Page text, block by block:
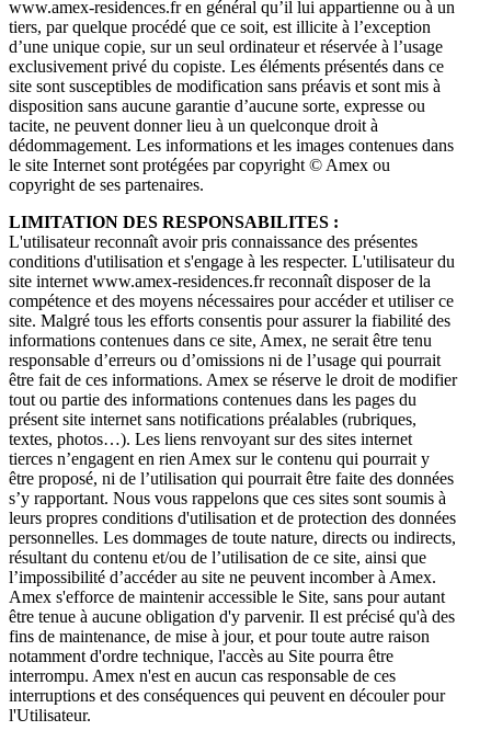
www.amex-residences.fr en général qu’il lui appartienne ou à un
tiers, par quelque procédé que ce soit, est illicite à l’exception
d’une unique copie, sur un seul ordinateur et réservée à l’usage
exclusivement privé du copiste. Les éléments présentés dans ce
site sont susceptibles de modification sans préavis et sont mis à
disposition sans aucune garantie d’aucune sorte, expresse ou
tacite, ne peuvent donner lieu à un quelconque droit à
dédommagement. Les informations et les images contenues dans
le site Internet sont protégées par copyright © Amex ou
copyright de ses partenaires.
LIMITATION DES RESPONSABILITES :
L'utilisateur reconnaît avoir pris connaissance des présentes
conditions d'utilisation et s'engage à les respecter. L'utilisateur du
site internet www.amex-residences.fr reconnaît disposer de la
compétence et des moyens nécessaires pour accéder et utiliser ce
site. Malgré tous les efforts consentis pour assurer la fiabilité des
informations contenues dans ce site, Amex, ne serait être tenu
responsable d’erreurs ou d’omissions ni de l’usage qui pourrait
être fait de ces informations. Amex se réserve le droit de modifier
tout ou partie des informations contenues dans les pages du
présent site internet sans notifications préalables (rubriques,
textes, photos…). Les liens renvoyant sur des sites internet
tierces n’engagent en rien Amex sur le contenu qui pourrait y
être proposé, ni de l’utilisation qui pourrait être faite des données
s’y rapportant. Nous vous rappelons que ces sites sont soumis à
leurs propres conditions d'utilisation et de protection des données
personnelles. Les dommages de toute nature, directs ou indirects,
résultant du contenu et/ou de l’utilisation de ce site, ainsi que
l’impossibilité d’accéder au site ne peuvent incomber à Amex.
Amex s'efforce de maintenir accessible le Site, sans pour autant
être tenue à aucune obligation d'y parvenir. Il est précisé qu'à des
fins de maintenance, de mise à jour, et pour toute autre raison
notamment d'ordre technique, l'accès au Site pourra être
interrompu. Amex n'est en aucun cas responsable de ces
interruptions et des conséquences qui peuvent en découler pour
l'Utilisateur.